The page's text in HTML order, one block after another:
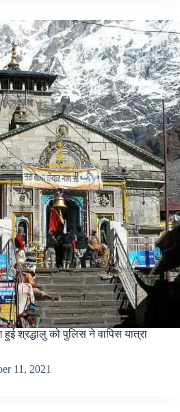
श्रद्धालु को पुलिस ने वापिस यात्रा
11, 2021